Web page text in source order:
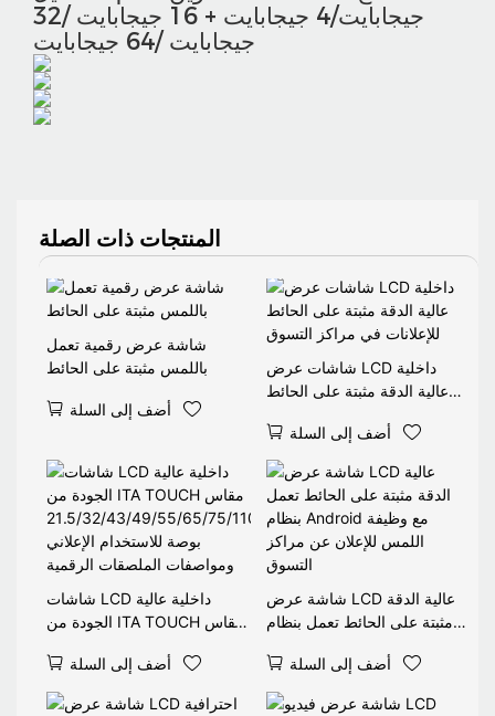
جيجابايت/4 جيجابايت + 16 جيجابايت /32
جيجابايت /64 جيجابايت
المنتجات ذات الصلة
شاشة عرض رقمية تعمل
باللمس مثبتة على الحائط
أضف إلى السلة
شاشات عرض LCD داخلية
عالية الدقة مثبتة على الحائط
أضف إلى السلة
شاشات LCD داخلية عالية
الجودة من ITA TOUCH مقاس
0 بوصة للاستخدام الإعلاني
ومواصفات الملصقات الرقمية
أضف إلى السلة
شاشة عرض LCD عالية الدقة
مثبتة على الحائط تعمل بنظام
للإعلان عن مراكز التسوق
أضف إلى السلة